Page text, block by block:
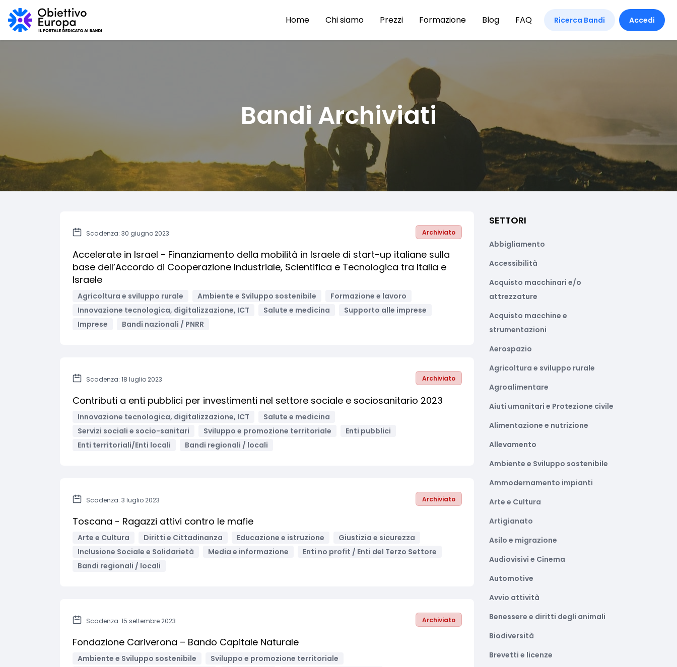
Home Chi siamo Prezzi Formazione Blog FAQ Ricerca Bandi Accedi
Bandi Archiviati
Scadenza: 30 giugno 2023 Archiviato
Accelerate in Israel - Finanziamento della mobilità in Israele di start-up italiane sulla
base dell’Accordo di Cooperazione Industriale, Scientifica e Tecnologica tra Italia e
Israele
Agricoltura e sviluppo rurale Ambiente e Sviluppo sostenibile
Formazione e lavoro
Innovazione tecnologica, digitalizzazione, ICT
Salute e medicina
Supporto alle imprese
Imprese
Bandi nazionali / PNRR
Scadenza: 18 luglio 2023 Archiviato
Contributi a enti pubblici per investimenti nel settore sociale e sociosanitario 2023
Innovazione tecnologica, digitalizzazione, ICT
Salute e medicina
Servizi sociali e socio-sanitari
Sviluppo e promozione territoriale
Enti pubblici
Enti territoriali/Enti locali
Bandi regionali / locali
Scadenza: 3 luglio 2023 Archiviato
Toscana - Ragazzi attivi contro le mafie
Arte e Cultura Diritti e Cittadinanza Educazione e istruzione
Giustizia e sicurezza
Inclusione Sociale e Solidarietà
Media e informazione
Enti no profit / Enti del Terzo Settore
Bandi regionali / locali
Scadenza: 15 settembre 2023 Archiviato
Fondazione Cariverona – Bando Capitale Naturale
Ambiente e Sviluppo sostenibile
Sviluppo e promozione territoriale
SETTORI
Abbigliamento
Accessibilità
Acquisto macchinari e/o
attrezzature
Acquisto macchine e
strumentazioni
Aerospazio
Agricoltura e sviluppo rurale
Agroalimentare
Aiuti umanitari e Protezione civile
Alimentazione e nutrizione
Allevamento
Ambiente e Sviluppo sostenibile
Ammodernamento impianti
Arte e Cultura
Artigianato
Asilo e migrazione
Audiovisivi e Cinema
Automotive
Avvio attività
Benessere e diritti degli animali
Biodiversità
Brevetti e licenze